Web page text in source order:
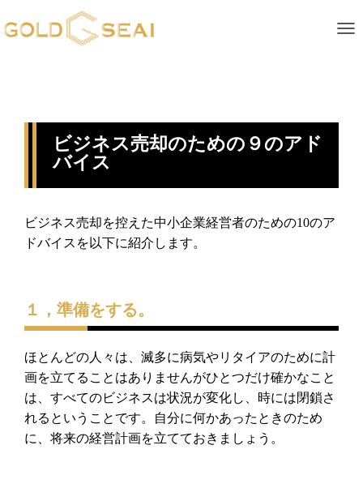
ビジネス売却のための９のアド
バイス
ビジネス売却を控えた中小企業経営者のための10のア
ドバイスを 以下に紹介します。
１，準備をする。
ほとんどの人々は、 滅多に病気やリタイアのために計
画を立てることはありませんがひとつだけ確かなこと
は、すべてのビジネスは状況が変化し、 時には閉鎖さ
れるということです。
自分に何かあったときのため
に、 将来の経営計画を立てておきましょう。